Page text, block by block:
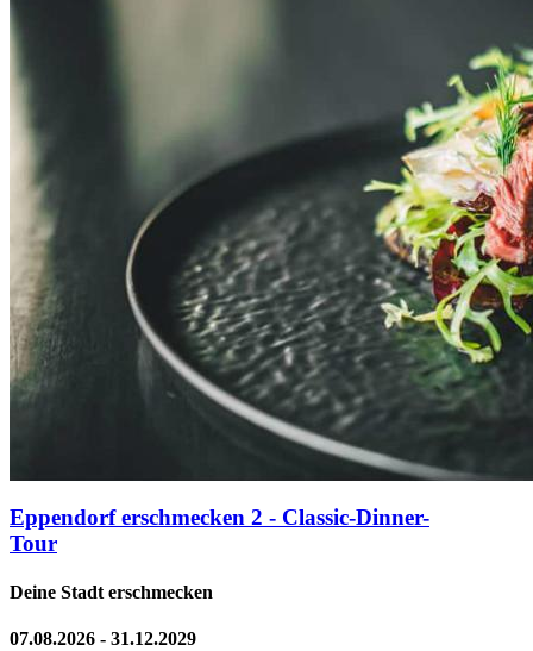
Eppendorf erschmecken 2 - Classic-Dinner-
Tour
Deine Stadt erschmecken
07.08.2026 - 31.12.2029